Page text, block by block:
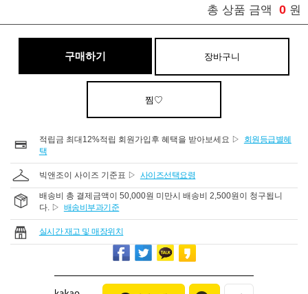
총 상품 금액 0 원
구매하기 장바구니
찜♡
적립금 최대12%적립 회원가입후 혜택을 받아보세요 ▷
회원등급별혜
택
빅앤조이 사이즈 기준표 ▷ 사이즈선택요령
배송비 총 결제금액이 50,000원 미만시 배송비 2,500원이 청구됩니
다. ▷ 배송비부과기준
실시간 재고 및 매장위치